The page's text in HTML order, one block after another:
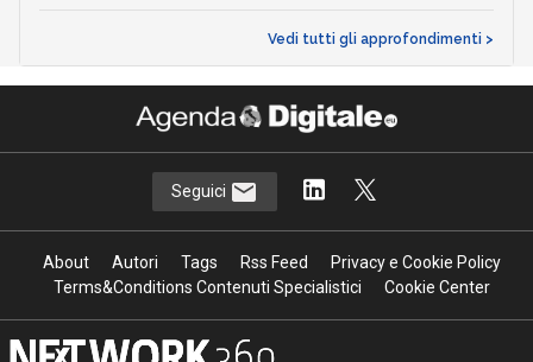
Vedi tutti gli approfondimenti >
Seguici
About Autori Tags Rss Feed
Privacy e Cookie Policy
Terms&Conditions Contenuti Specialistici
Cookie Center